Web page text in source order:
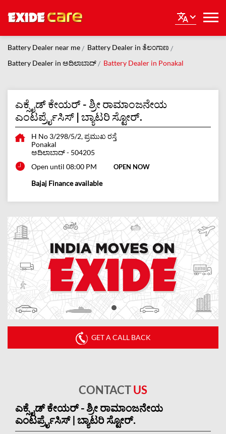
Battery Dealer near me
Battery Dealer in ತೆಲಂಗಾಣ
Battery Dealer in ಅದಿಲಾಬಾದ್
Battery Dealer in Ponakal
ಎಕ್ಸೈಡ್ ಕೇಯರ್ - ಶ್ರೀ ರಾಮಾಂಜನೇಯ
ಎಂಟರ್ಪ್ರೈಸಿಸ್ | ಬ್ಯಾಟರಿ ಸ್ಟೋರ್.
H No 3/298/5/2, ಪ್ರಮುಖ ರಸ್ತೆ
Ponakal
ಅದಿಲಾಬಾದ್- 504205
Open until 08:00 PM
OPEN NOW
Bajaj Finance available
GET A CALL BACK
CONTACTUS
ಎಕ್ಸೈಡ್ ಕೇಯರ್ - ಶ್ರೀ ರಾಮಾಂಜನೇಯ
ಎಂಟರ್ಪ್ರೈಸಿಸ್ | ಬ್ಯಾಟರಿ ಸ್ಟೋರ್.